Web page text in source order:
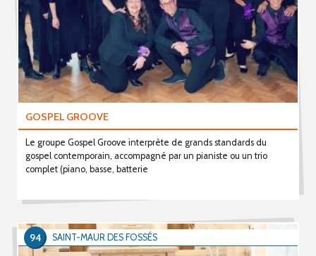
GOSPEL GROOVE
Le groupe Gospel Groove interprète de grands standards du
gospel contemporain, accompagné par un pianiste ou un trio
complet (piano, basse, batterie
SAINT-MAUR DES FOSSÉS
94